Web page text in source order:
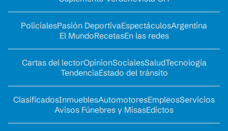
PolicialesPasión DeportivaEspectáculosArgentina
El MundoRecetasEn las redes
Cartas del lectorOpinionSocialesSaludTecnología
TendenciaEstado del tránsito
ClasificadosInmueblesAutomotoresEmpleosServicios
Avisos Fúnebres y MisasEdictos